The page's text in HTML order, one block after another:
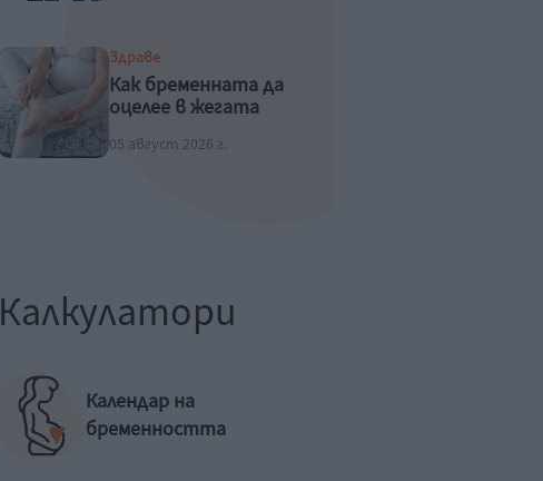
Здраве
Как бременната да
оцелее в жегата
05 август 2026 г.
Калкулатори
Календар на
бременността